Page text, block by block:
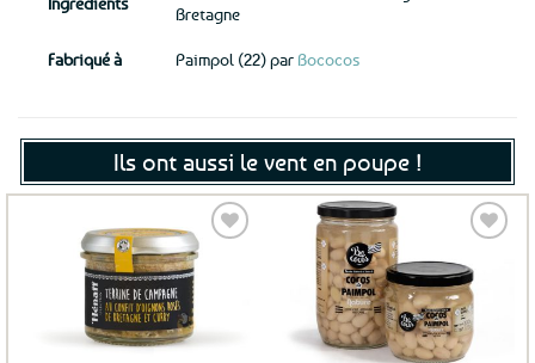
Bretagne
Fabriqué à Paimpol (22) par Bococos
Ils ont aussi le vent en poupe !
Ajouter
aux
favoris